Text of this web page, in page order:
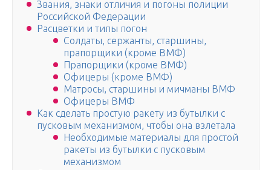
Звания, знаки отличия и погоны полиции
Российской Федерации
Расцветки и типы погон
Солдаты, сержанты, старшины,
прапорщики (кроме ВМФ)
Прапорщики (кроме ВМФ)
Офицеры (кроме ВМФ)
Матросы, старшины и мичманы ВМФ
Офицеры ВМФ
Как сделать простую ракету из бутылки с
пусковым механизмом, чтобы она взлетала
Необходимые материалы для простой
ракеты из бутылки с пусковым
механизмом